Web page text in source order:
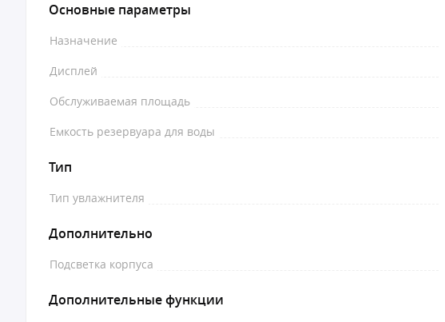
Основные параметры
Назначение
Дисплей
Обслуживаемая площадь
Емкость резервуара для воды
Тип
Тип увлажнителя
Дополнительно
Подсветка корпуса
Дополнительные функции